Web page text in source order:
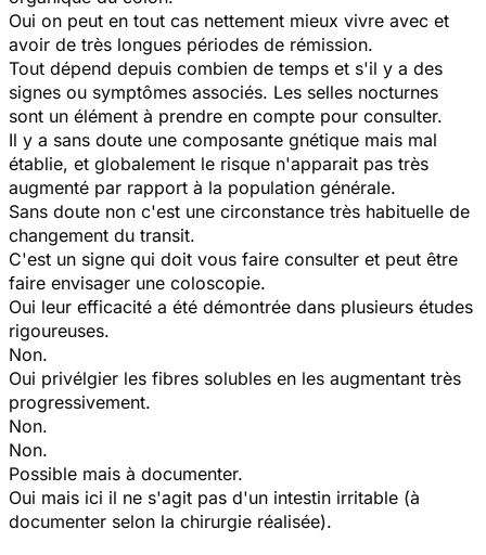
Oui on peut en tout cas nettement mieux vivre avec et
avoir de très longues périodes de rémission.
Tout dépend depuis combien de temps et s'il y a des
signes ou symptômes associés. Les selles nocturnes
sont un élément à prendre en compte pour consulter.
Il y a sans doute une composante gnétique mais mal
établie, et globalement le risque n'apparait pas très
augmenté par rapport à la population générale.
Sans doute non c'est une circonstance très habituelle de
changement du transit.
C'est un signe qui doit vous faire consulter et peut être
faire envisager une coloscopie.
Oui leur efficacité a été démontrée dans plusieurs études
rigoureuses.
Non.
Oui privélgier les fibres solubles en les augmentant très
progressivement.
Non.
Non.
Possible mais à documenter.
Oui mais ici il ne s'agit pas d'un intestin irritable (à
documenter selon la chirurgie réalisée).